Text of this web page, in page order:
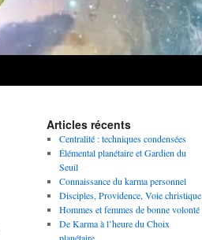
Articles récents
Centralité : techniques condensées
Élémental planétaire et Gardien du
Seuil
Connaissance du karma personnel
Disciples, Providence, Voie christique
Hommes et femmes de bonne volonté
De Karma à l’heure du Choix